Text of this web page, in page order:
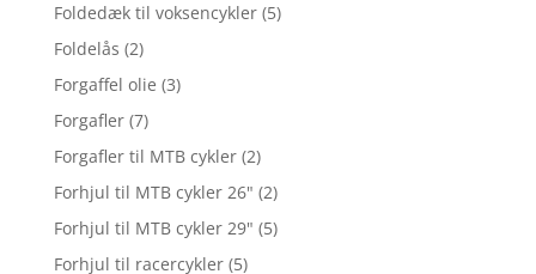
Foldedæk til voksencykler (5)
Foldelås (2)
Forgaffel olie (3)
Forgafler (7)
Forgafler til MTB cykler (2)
Forhjul til MTB cykler 26" (2)
Forhjul til MTB cykler 29" (5)
Forhjul til racercykler (5)